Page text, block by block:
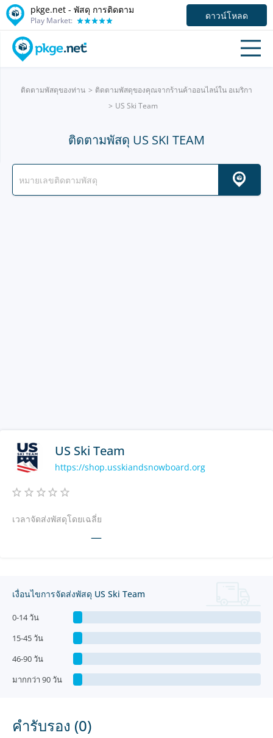
pkge.net - พัสดุ การติดตาม
Play Market: ดาวน์โหลด
ติดตามพัสดุของท่าน
ติดตามพัสดุของคุณจากร้านค้าออนไลน์ใน อเมริกา
US Ski Team
ติดตามพัสดุ US SKI TEAM
US Ski Team
https://shop.usskiandsnowboard.org
เวลาจัดส่งพัสดุโดยเฉลี่ย
—
เงื่อนไขการจัดส่งพัสดุ US Ski Team
0-14 วัน
15-45 วัน
46-90 วัน
มากกว่า 90 วัน
คำรับรอง (0)